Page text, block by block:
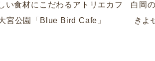
い食材にこだわるアトリエカフ
宮公園「Blue Bird Cafe」
白岡
きよ